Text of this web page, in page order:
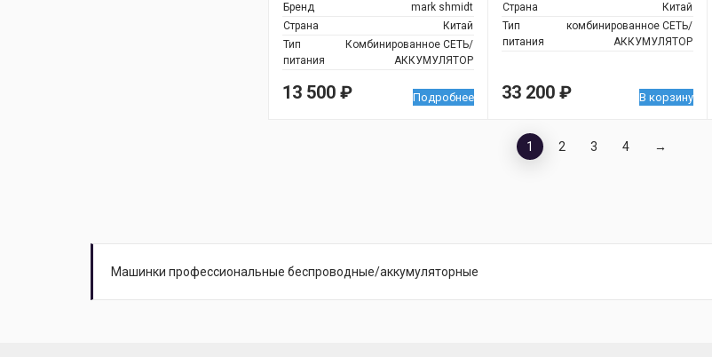
Бренд
mark shmidt
Страна
Китай
Тип
питания
Комбинированное СЕТЬ/
АККУМУЛЯТОР
13 500 ₽ Подробнее
Страна
Китай
Тип
питания
комбинированное СЕТЬ/
АККУМУЛЯТОР
33 200 ₽ В корзину
1 2 3 4 →
Машинки профессиональные беспроводные/аккумуляторные